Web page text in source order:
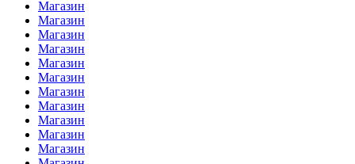
Магазин
Магазин
Магазин
Магазин
Магазин
Магазин
Магазин
Магазин
Магазин
Магазин
Магазин